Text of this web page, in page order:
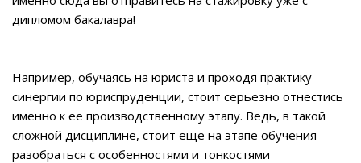
дипломом бакалавра!
Например, обучаясь на юриста и проходя практику
синергии по юриспруденции, стоит серьезно отнестись
именно к ее производственному этапу. Ведь, в такой
сложной дисциплине, стоит еще на этапе обучения
разобраться с особенностями и тонкостями